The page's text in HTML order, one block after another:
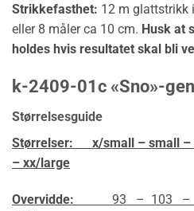
Strikkefasthet: 12 m glattstrikk
eller 8 måler ca 10 cm. Husk at
holdes hvis resultatet skal bli
k-2409-01c «Sno»-
Størrelsesguide
Størrelser: x/small – small
– xx/large
Overvidde:
93 – 103